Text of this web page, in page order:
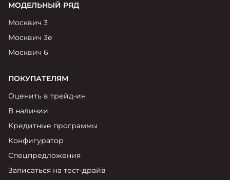
МОДЕЛЬНЫЙ РЯД
Москвич 3
Москвич 3е
Москвич 6
ПОКУПАТЕЛЯМ
Оценить в трейд-ин
В наличии
Кредитные программы
Конфигуратор
Спецпредложения
Записаться на тест-драйв